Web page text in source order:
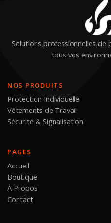
Solutions professionnelles
tous vos
NOS PRODUITS
Protection Individuelle
Vêtements de Travail
Sécurité & Signalisation
PAGES
Accueil
Boutique
À Propos
Contact